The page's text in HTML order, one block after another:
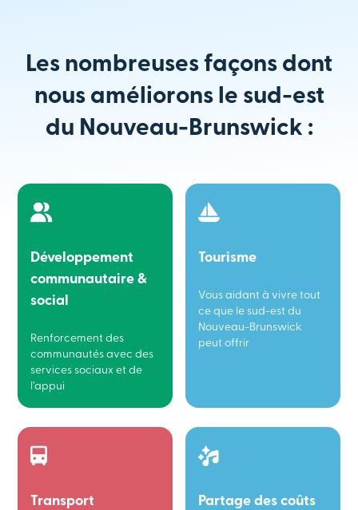
Les nombreuses façons dont
nous améliorons le sud-est
du Nouveau-Brunswick :
Développement
communautaire &
social
Renforcement des
communautés avec des
services sociaux et de
l’appui
Tourisme
Vous aidant à vivre tout
ce que le sud-est du
Nouveau-Brunswick
peut offrir
Transport
Partage des coûts